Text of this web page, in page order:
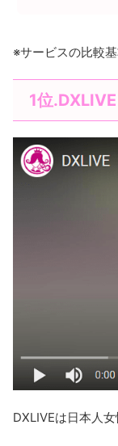
※サービスの比較
1位.DXLIVE
DXLIVEは日本人